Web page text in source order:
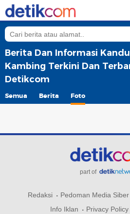
Berita Dan Informasi
Kambing Terkini Dan
Detikcom
Semua Berita Foto
part of
Redaksi Pedoman Media Siber
Info Iklan
Privacy Policy